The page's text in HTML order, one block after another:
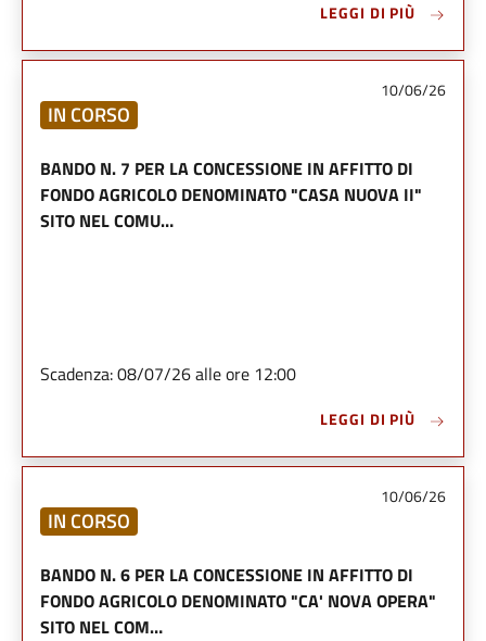
LEGGI DI PIÙ
10/06/26
IN CORSO
BANDO N. 7 PER LA CONCESSIONE IN AFFITTO DI
FONDO AGRICOLO DENOMINATO "CASA NUOVA II"
SITO NEL COMU…
Scadenza: 08/07/26 alle ore 12:00
LEGGI DI PIÙ
10/06/26
IN CORSO
BANDO N. 6 PER LA CONCESSIONE IN AFFITTO DI
FONDO AGRICOLO DENOMINATO "CA' NOVA OPERA"
SITO NEL COM…